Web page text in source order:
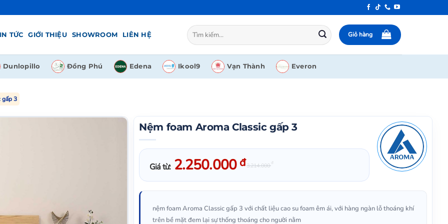
TỨC GIỚI THIỆU SHOWROOM LIÊN HỆ
Tìm
kiếm:
Giỏ hàng
Dunlopillo Đồng Phú Edena Ikool9 Vạn Thành Everon
gấp 3
Nệm foam Aroma Classic gấp 3
Giá từ: 2.250.000 đ 3.214.000đ
nệm foam Aroma Classic gấp 3 với chất liệu cao su foam êm ái, với hàng ngàn lỗ thoáng khí
trên bề mặt đem lại sự thống thoáng cho người nằm